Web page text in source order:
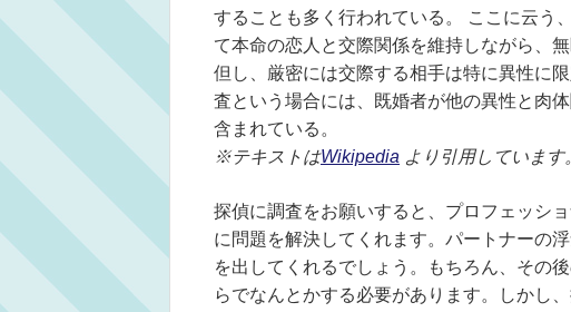
することも多く行われている。 ここに云う
て本命の恋人と交際関係を維持しながら、
但し、厳密には交際する相手は特に異性に
査という場合には、既婚者が他の異性と肉
含まれている。
※テキストはWikipedia より引用しています
探偵に調査をお願いすると、プロフェッシ
に問題を解決してくれます。パートナーの
を出してくれるでしょう。もちろん、その
らでなんとかする必要があります。しかし